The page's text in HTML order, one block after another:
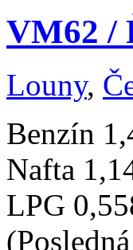
VM62 /
Louny,
Benzín
Nafta
LPG